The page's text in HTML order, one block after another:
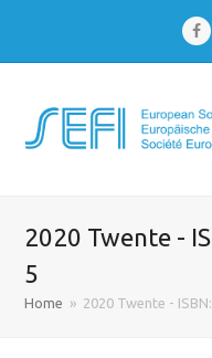
2020 Twente -
5
Home » 2020 Twente -